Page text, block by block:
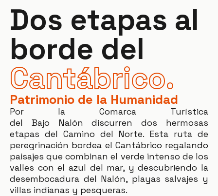
Dos etapas al
borde del
Cantábrico.
Patrimonio de la Humanidad
Por la Comarca Turística
del Bajo Nalóndiscurren dos hermosas
etapas del Camino del Norte. Esta ruta de
peregrinación bordea el Cantábrico regalando
paisajes que combinan el verde intenso de los
valles con el azul del mar, y descubriendo la
desembocadura del Nalón, playas salvajes y
villas indianas y pesqueras.